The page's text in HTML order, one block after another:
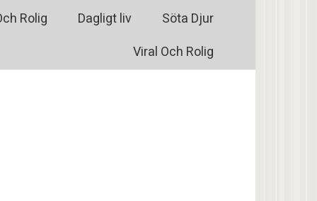
Rolig Dagligt liv Söta Djur
Viral Och Rolig